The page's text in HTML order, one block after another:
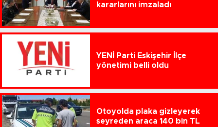
kararlarını imzaladı
YENİ Parti Eskişehir İlçe
yönetimi belli oldu
Otoyolda plaka gizleyerek
seyreden araca 140 bin TL